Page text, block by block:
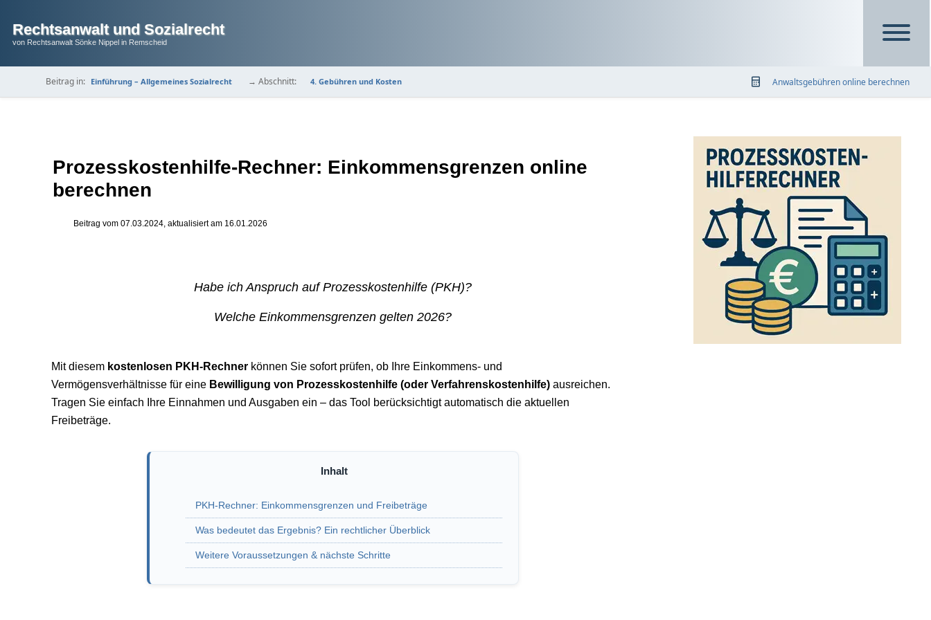
Rechtsanwalt und Sozialrecht
von Rechtsanwalt Sönke Nippel in Remscheid
Beitrag in: Einführung – Allgemeines Sozialrecht → Abschnitt: 4. Gebühren und Kosten Anwaltsgebühren online berechnen
Prozesskostenhilfe-Rechner: Einkommensgrenzen online
berechnen
Beitrag vom 07.03.2024 , aktualisiert am 16.01.2026
Habe ich Anspruch auf Prozesskostenhilfe (PKH)?
Welche Einkommensgrenzen gelten 2026?
Mit diesem kostenlosen PKH-Rechner können Sie sofort prüfen, ob Ihre Einkommens- und
Vermögensverhältnisse für eine Bewilligung von Prozesskostenhilfe (oder Verfahrenskostenhilfe) ausreichen.
Tragen Sie einfach Ihre Einnahmen und Ausgaben ein – das Tool berücksichtigt automatisch die aktuellen
Freibeträge.
PKH-Rechner: Einkommensgrenzen und Freibeträge
Was bedeutet das Ergebnis? Ein rechtlicher Überblick
Weitere Voraussetzungen & nächste Schritte